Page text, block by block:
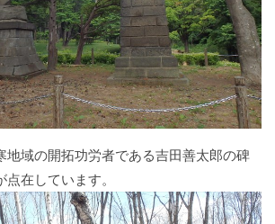
地域の開拓功労者である吉田善太郎の碑
在しています。